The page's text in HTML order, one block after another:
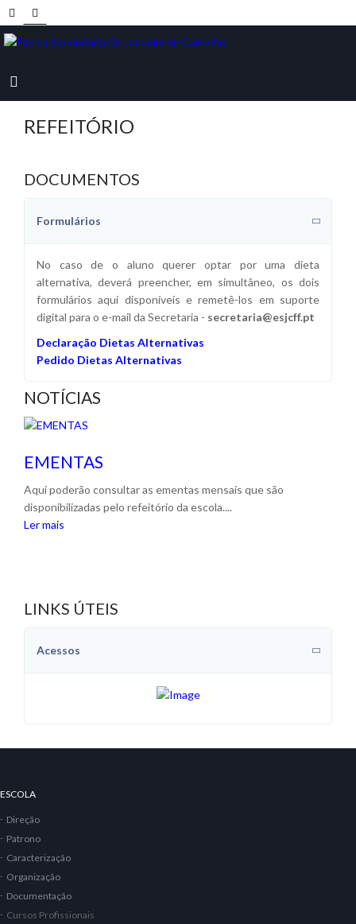
REFEITÓRIO
DOCUMENTOS
Formulários
No caso de o aluno querer optar por uma dieta
alternativa, deverá preencher, em simultâneo, os dois
formulários aqui disponíveis e remetê-los em suporte
digital para o e-mail da Secretaria - secretaria@esjcff.pt
Declaração Dietas Alternativas
Pedido Dietas Alternativas
NOTÍCIAS
EMENTAS
Aqui poderão consultar as ementas mensais que são
disponibilizadas pelo refeitório da escola....
Ler mais
LINKS ÚTEIS
Acessos
ESCOLA
Direção
Patrono
Caracterização
Organização
Documentação
Cursos Profissionais